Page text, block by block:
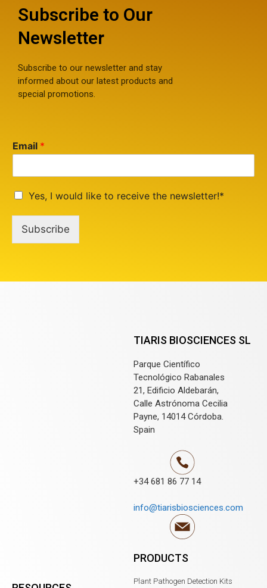
Subscribe to Our
Newsletter
Subscribe to our newsletter and stay
informed about our latest products and
special promotions.
Email *
Yes, I would like to receive the newsletter!*
Subscribe
TIARIS BIOSCIENCES SL
Parque Científico
Tecnológico Rabanales
21, Edificio Aldebarán,
Calle Astrónoma Cecilia
Payne, 14014 Córdoba.
Spain
+34 681 86 77 14
info@tiarisbiosciences.com
PRODUCTS
Plant Pathogen Detection Kits